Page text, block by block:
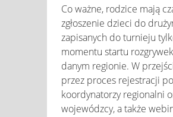
Co ważne, rodzice mają
zgłoszenie dzieci do
zapisanych do turnieju
momentu startu
danym regionie. W
przez proces rejestracji
koordynatorzy regionalni
wojewódzcy, a także